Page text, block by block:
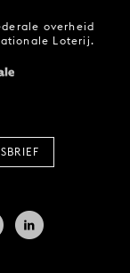
overheid
Loterij.